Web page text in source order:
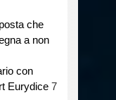
che
a non
con
Eurydice 7